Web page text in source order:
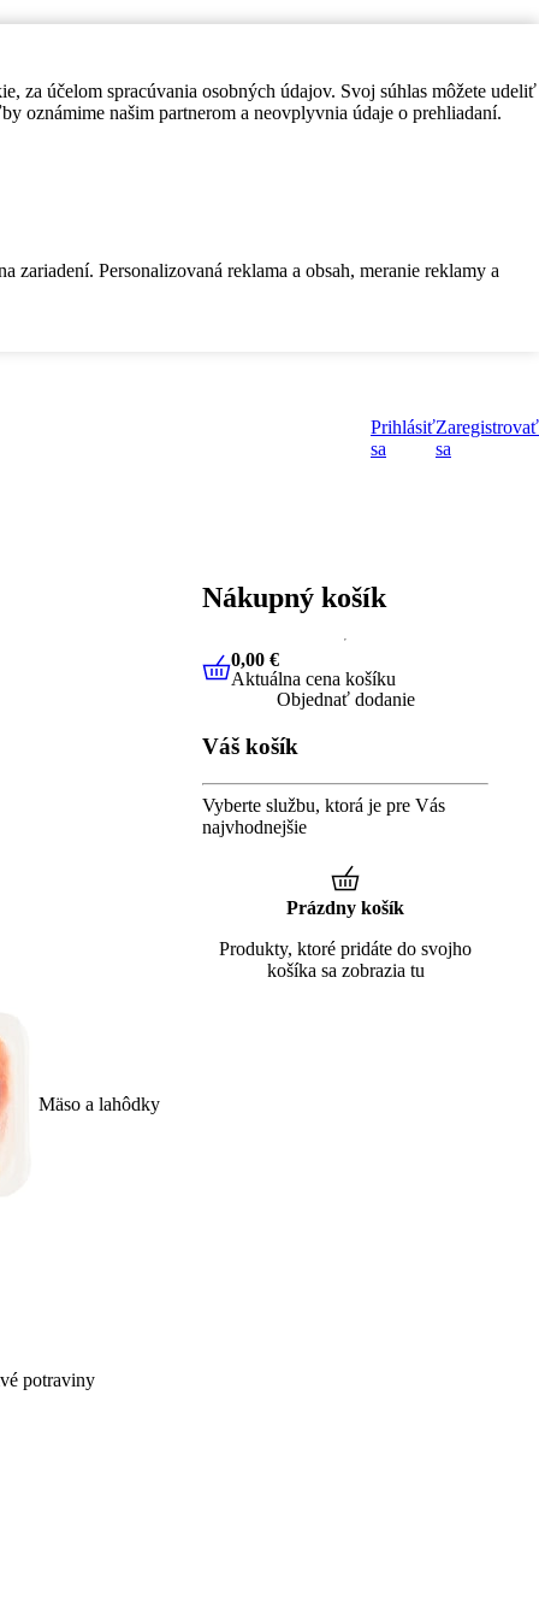
za účelom spracúvania osobných údajov. Svoj súhlas môžete udeliť
oznámime našim partnerom a neovplyvnia údaje o prehliadaní.
Personalizovaná reklama a obsah, meranie reklamy a
Prihlásiť
sa
Zaregistrovať
sa
Mäso a lahôdky
potraviny
Nákupný košík
0,00 €Aktuálna cena košíku
0,00 €
Aktuálna cena košíku
Objednať dodanie
Váš košík
Vyberte službu, ktorá je pre Vás
najvhodnejšie
Prázdny košík
Produkty, ktoré pridáte do svojho
košíka sa zobrazia tu